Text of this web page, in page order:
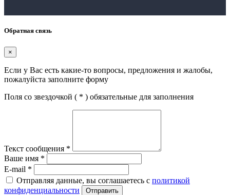
Обратная связь
×
Если у Вас есть какие-то вопросы, предложения и жалобы,
пожалуйста заполните форму
Поля со звездочкой ( * ) обязательные для заполнения
Текст сообщения *
Ваше имя *
E-mail *
Отправляя данные, вы соглашаетесь с политикой
конфиденциальности
Отправить